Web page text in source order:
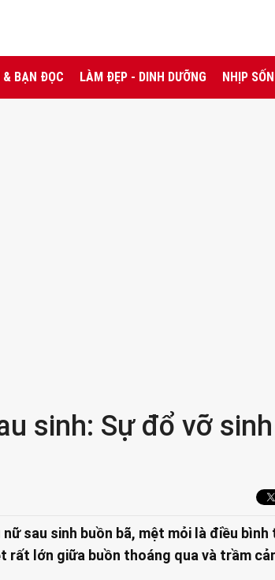
& BẠN ĐỌC LÀM ĐẸP - DINH DƯỠNG NHỊP
sinh: Sự đổ vỡ sinh
sau sinh buồn bã, mệt mỏi là điều
rất lớn giữa buồn thoáng qua và trầm